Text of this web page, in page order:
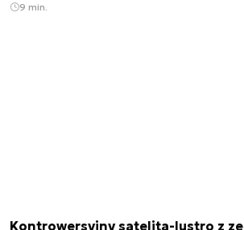
9 min.
Kontrowersyjny satelita-lustro z